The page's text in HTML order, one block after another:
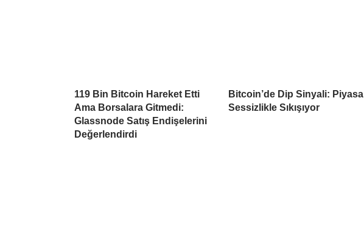
119 Bin Bitcoin Hareket Etti
Ama Borsalara Gitmedi:
Glassnode Satış Endişelerini
Değerlendirdi
Bitcoin’de Dip Sinyali: Piyasa
Sessizlikle Sıkışıyor